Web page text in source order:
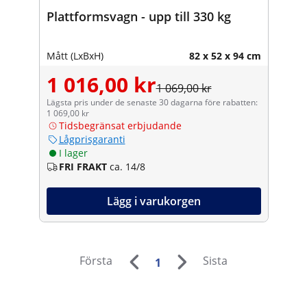
Plattformsvagn - upp till 330 kg
Mått (LxBxH) 82 x 52 x 94 cm
1 016,00 kr1 069,00 kr
Lägsta pris under de senaste 30 dagarna före rabatten:
1 069,00 kr
Tidsbegränsat erbjudande
Lågprisgaranti
I lager
FRI FRAKT ca. 14/8
Lägg i varukorgen
Första 1 Sista